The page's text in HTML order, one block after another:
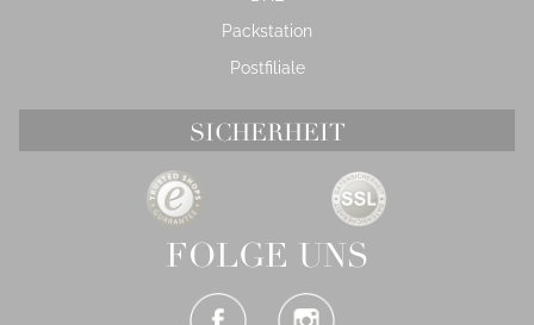
Packstation
Postfiliale
SICHERHEIT
FOLGE UNS